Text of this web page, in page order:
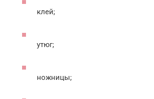
клей;
утюг;
ножницы;